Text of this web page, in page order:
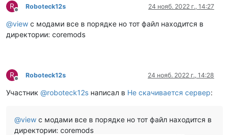
R
Не в сети
Roboteck12s 24 нояб. 2022 г., 14:27
@view с модами все в порядке но тот файл находится в
директории: coremods
R
Не в сети
Roboteck12s 24 нояб. 2022 г., 14:28
Участник @roboteck12s написал в Не скачивается сервер:
@view с модами все в порядке но тот файл находится в
директории: coremods